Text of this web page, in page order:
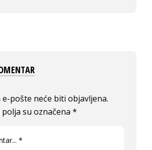
e-pošte neće biti objavljena.
su označena*